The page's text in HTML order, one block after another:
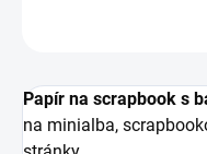
Papír na scrapbook s
na minialba,